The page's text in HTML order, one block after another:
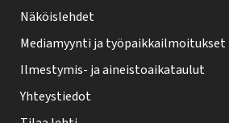
Näköislehdet
Mediamyynti ja työpaikkailmoitukset
Ilmestymis- ja aineistoaikataulut
Yhteystiedot